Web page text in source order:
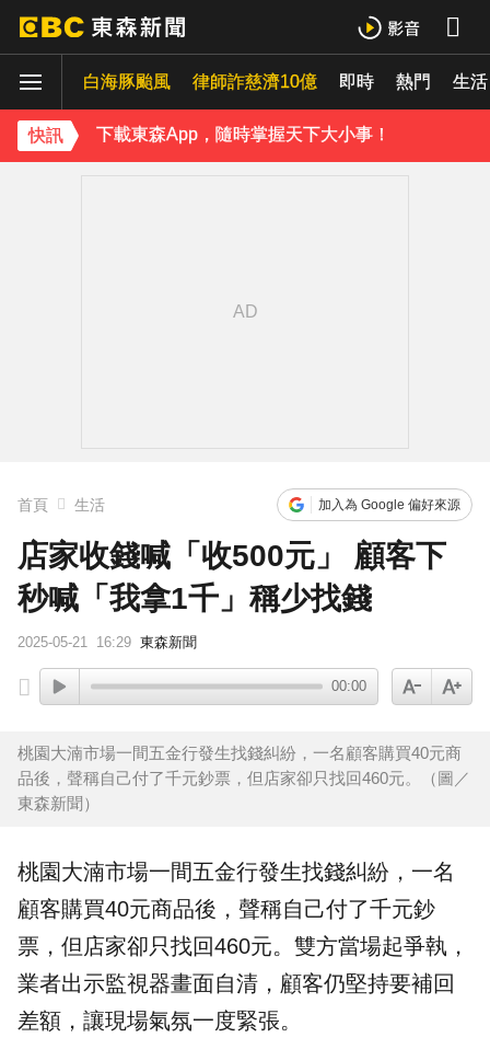
白海豚颱風 律師詐慈濟10億 即時 熱門 生活
快訊
《理財達人秀》X 安聯投信免費講座報名中！搶先卡位 2027
下載東森App，隨時掌握天下大小事！
《理財達人秀》X 安聯投信免費講座報名中！搶先卡位 2027
首頁 生活 加入為 Google 偏好來源
店家收錢喊「收500元」 顧客下
秒喊「我拿1千」稱少找錢
2025-05-21 16:29 東森新聞
00:00
桃園大湳市場一間五金行發生找錢糾紛，一名顧客購買40元商
品後，聲稱自己付了千元鈔票，但店家卻只找回460元。（圖／
東森新聞）
桃園大湳市場一間五金行發生找錢糾紛，一名
顧客購買40元商品後，聲稱自己付了千元鈔
票 ，但店家卻只找回460元。雙方當場起爭執，
業者出示監視器畫面自清，顧客仍堅持要補回
差額，讓現場氣氛一度緊張。